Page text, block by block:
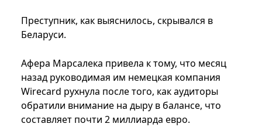
Преступник, как выяснилось, скрывался в
Беларуси.
Афера Марсалека привела к тому, что месяц
назад руководимая им немецкая компания
Wirecard рухнула после того, как аудиторы
обратили внимание на дыру в балансе, что
составляет почти 2 миллиарда евро.